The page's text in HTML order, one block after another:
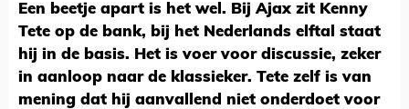
Een beetje apart is het wel. Bij Ajax zit Kenny
Tete op de bank, bij het Nederlands elftal staat
hij in de basis. Het is voer voor discussie, zeker
in aanloop naar de klassieker. Tete zelf is van
mening dat hij aanvallend niet onderdoet voor